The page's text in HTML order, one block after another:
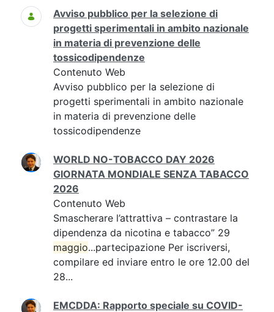
Avviso pubblico per la selezione di
progetti sperimentali in ambito nazionale
in materia di prevenzione delle
tossicodipendenze
Contenuto Web
Avviso pubblico per la selezione di
progetti sperimentali in ambito nazionale
in materia di prevenzione delle
tossicodipendenze
WORLD NO-TOBACCO DAY 2026
GIORNATA MONDIALE SENZA TABACCO
2026
Contenuto Web
Smascherare l’attrattiva – contrastare la
dipendenza da nicotina e tabacco” 29
maggio...partecipazione Per iscriversi,
compilare ed inviare entro le ore 12.00 del
28...
EMCDDA: Rapporto speciale su COVID-